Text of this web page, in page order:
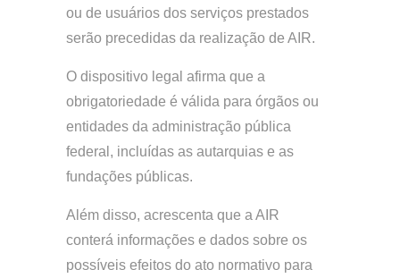
ou de usuários dos serviços prestados
serão precedidas da realização de AIR.
O dispositivo legal afirma que a
obrigatoriedade é válida para órgãos ou
entidades da administração pública
federal, incluídas as autarquias e as
fundações públicas.
Além disso, acrescenta que a AIR
conterá informações e dados sobre os
possíveis efeitos do ato normativo para